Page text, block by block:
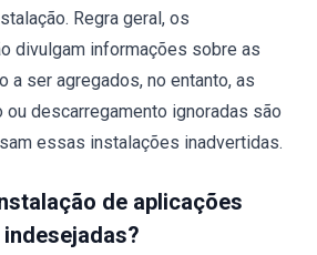
Regra geral, os
divulgam informações sobre as
a ser agregados, no entanto, as
descarregamento ignoradas são
essas instalações inadvertidas.
de aplicações